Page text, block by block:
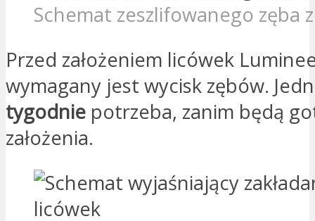
Schemat zeszlifowanego zęba
Przed założeniem licówek
wymagany jest wycisk zębów.
tygodnie potrzeba, zanim będą
założenia.